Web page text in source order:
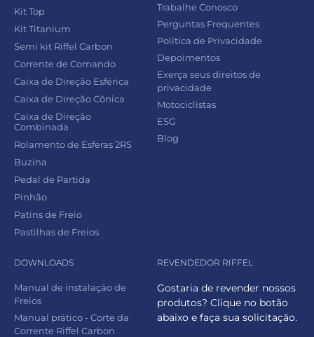
Kit Top
Kit Titanium
Semi kit Riffel Carbon
Corrente de Comando
Caixa de Direção Esférica
Caixa de Direção Cônica
Caixa de Direção
Combinada
Rolamento de Esferas 2RS
Buzina
Pedal de Partida
Pinhão
Patins de Freio
Pastilhas de Freios
Trabalhe Conosco
Perguntas Frequentes
Política de Privacidade
Depoimentos
Exerça seus direitos de
privacidade
Motociclistas
ESG
Blog
DOWNLOADS
Manual de instalação de
Freios
Manual prático - Corte da
Corrente Riffel Carbon
REVENDEDOR RIFFEL
Gostaria de revender nossos
produtos? Clique no botão
abaixo e faça sua solicitação.